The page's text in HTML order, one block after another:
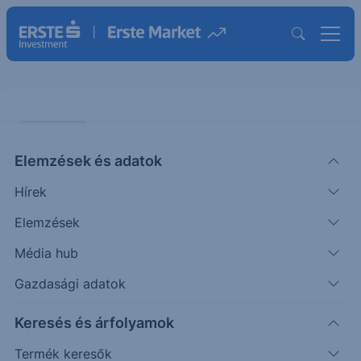
Elemzések és adatok
Hírek
Elemzések
Média hub
Gazdasági adatok
Keresés és árfolyamok
Termék keresők
közép-kelet európai olaj és
gázszektorban?
KOMMENTÁR
Pletser
Olaj- és gázipari